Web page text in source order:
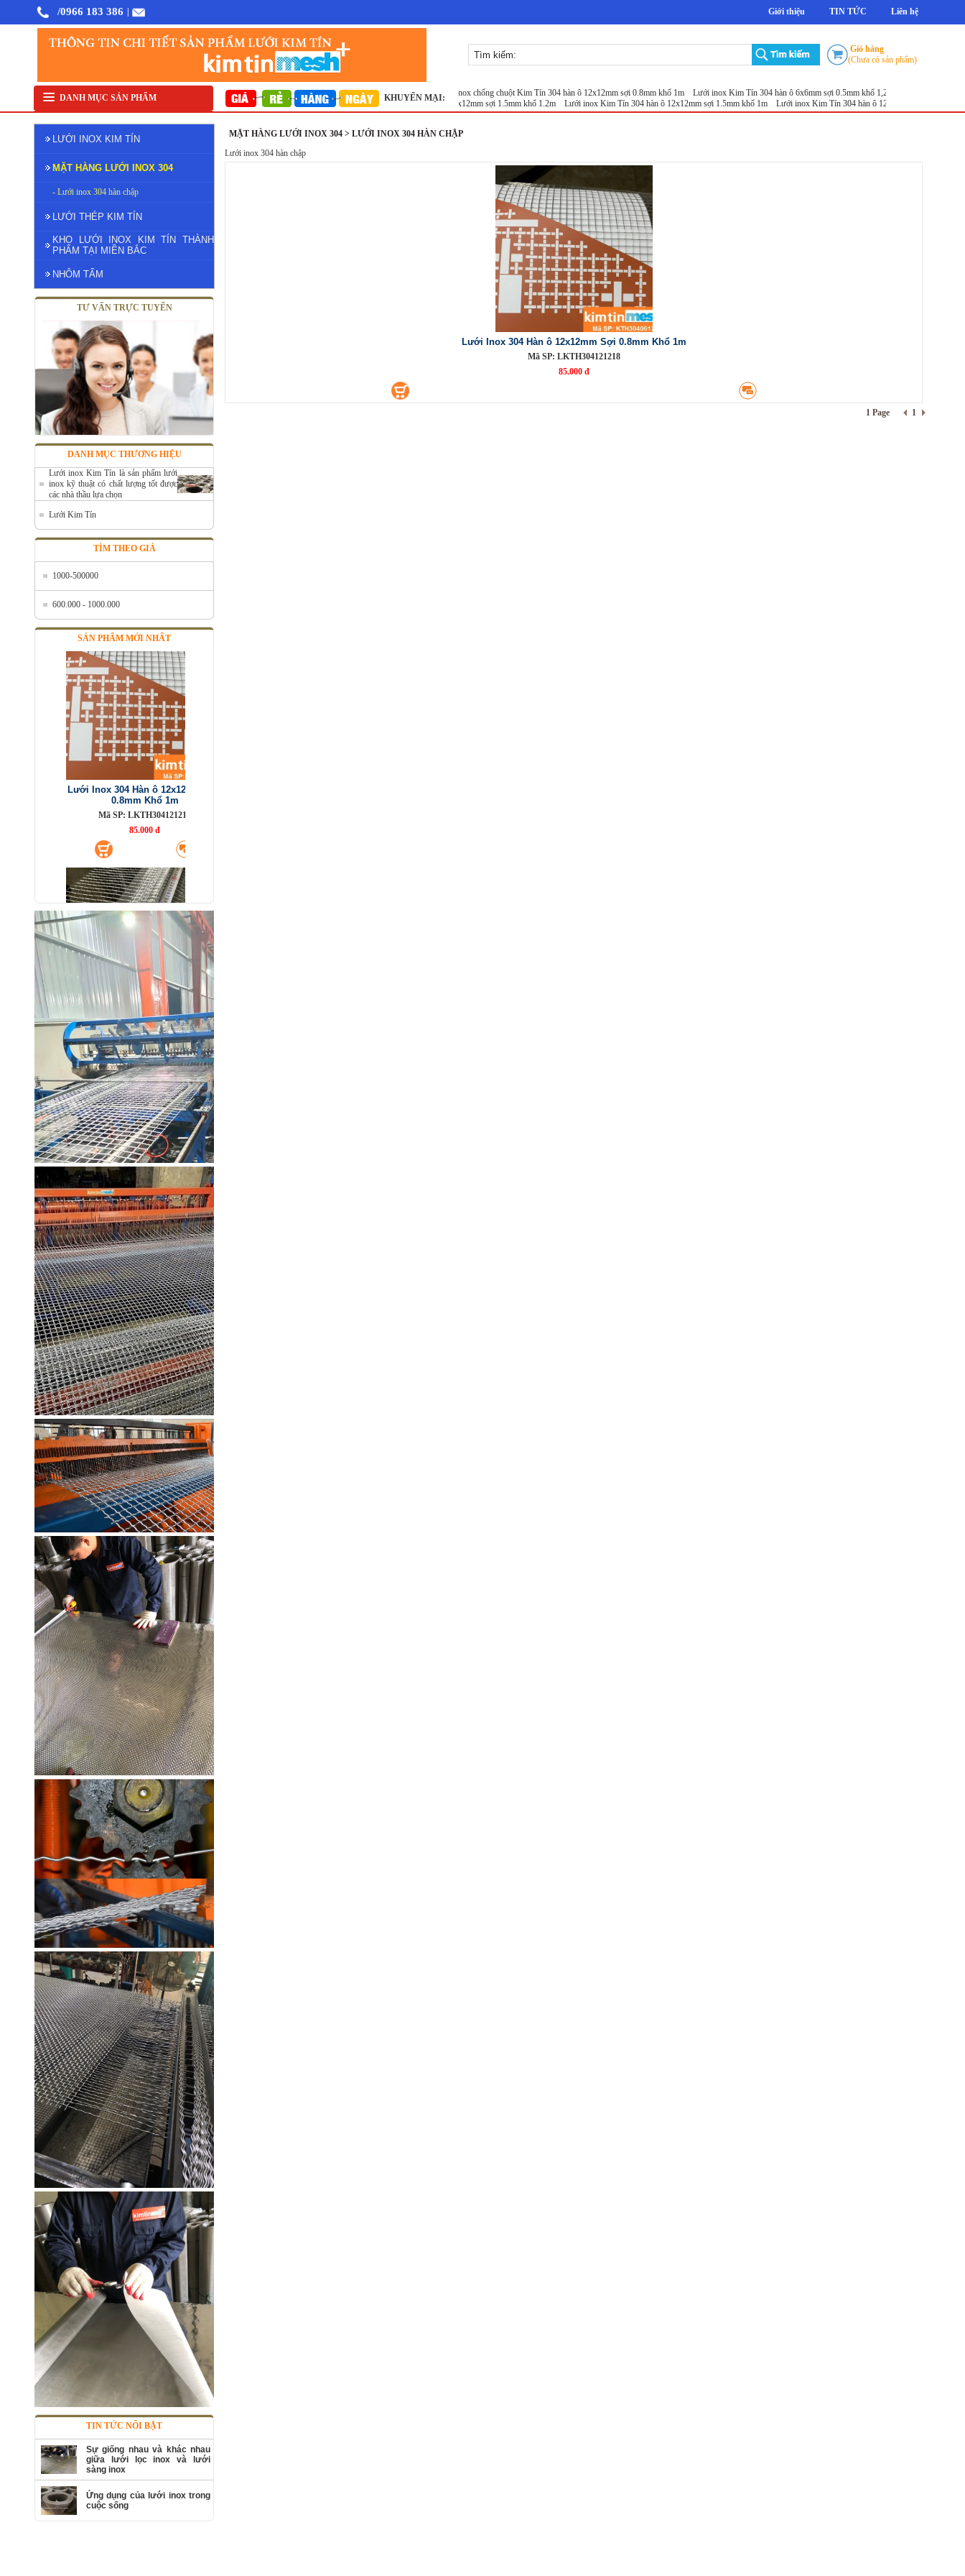
/0966 183 386 Giới thiệu TIN TỨC Liên hệ
Giỏ hàng
(Chưa có sản phẩm)
DANH MỤC SẢN PHẨM KHUYẾN MẠI:
Lưới Inox 304 Hàn ô 12x12mm Sợi 0.8mm Khổ 1m Lưới inox chống chuột Kim Tín 304 hàn ô 12x12mm sợi 0.8mm khổ 1m Lưới inox Kim Tín 304 hàn ô 6x6mm sợi 0.5mm khổ 1,2m
Lưới inox chống gián
12x12mm sợi 1mm khổ 1m
Lưới inox Kim Tín 304 hàn ô 12x12mm sợi 1.5mm khổ 1.2m Lưới inox Kim Tín 304 hàn ô 12x12mm sợi 1.5mm khổ 1m Lưới inox Kim Tín 304 hàn ô 12x12mm sợi 1.2mm khổ
LƯỚI INOX KIM TÍN
MẶT HÀNG LƯỚI INOX 304
- Lưới inox 304 hàn chập
LƯỚI THÉP KIM TÍN
KHO LƯỚI INOX KIM TÍN THÀNH
PHẨM TẠI MIỀN BẮC
NHÔM TẤM
TƯ VẤN TRỰC TUYẾN
DANH MỤC THƯƠNG HIỆU
Lưới inox Kim Tín là sản phẩm lưới
inox kỹ thuật có chất lượng tốt được
các nhà thầu lựa chọn
Lưới Kim Tín
TÌM THEO GIÁ
1000-500000
600.000 - 1000.000
SẢN PHẨM MỚI NHẤT
Lưới Inox 304 Hàn ô 12x12mm Sợi
0.8mm Khổ 1m
Mã SP: LKTH304121218
85.000 đ
Lưới inox chống chuột Kim Tín
304 hàn ô 12x12mm sợi 0.8mm
khổ 1m
Mã SP: LKTH3041218
85.000 đ
Lưới inox Kim Tín 304 hàn ô
6x6mm sợi 0.5mm khổ 1,2m
Mã SP: LKTH3040620
85.000 đ
Lưới inox chống gián mắt nhỏ Kim
Tín 304 hàn ô 6x6mm sợi 0.5mm
khổ 1.2m
Mã SP: LKTH3040620
85.000 đ
Lưới inox Kim Tín 304 Hàn ô
6x6mm sợi 0.5mm khổ 1m
Mã SP: LKTH3040618
85.000 đ
Lưới inox chống gián Kim Tín 304
hàn ô 6x6mm sợi 0.5mm khổ 1m
Mã SP: LKTH3040618
85.000 đ
Lưới inox Kim Tín 304 hàn ô
12x12mm sợi 1.3mm khổ 1m
Mã SP: KTH3041244
TIN TỨC NỔI BẬT
Sự giống nhau và khác nhau
giữa lưới lọc inox và lưới
sàng inox
Ứng dụng của lưới inox trong
cuộc sống
MẶT HÀNG LƯỚI INOX 304 > LƯỚI INOX 304 HÀN CHẬP
Lưới inox 304 hàn chập
Lưới Inox 304 Hàn ô 12x12mm Sợi 0.8mm Khổ 1m
Mã SP: LKTH304121218
85.000 đ
1 Page 1